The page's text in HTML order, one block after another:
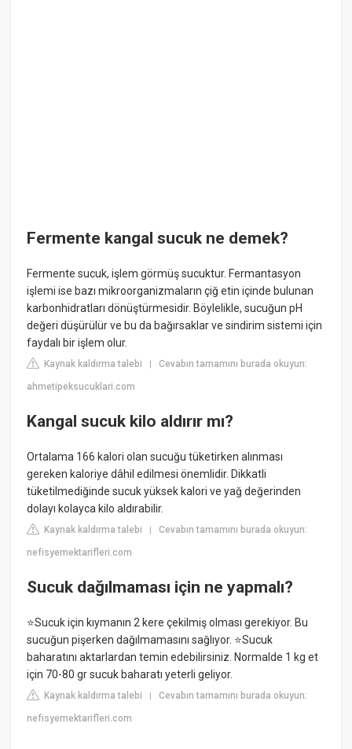
Fermente kangal sucuk ne demek?
Fermente sucuk, işlem görmüş sucuktur. Fermantasyon
işlemi ise bazı mikroorganizmaların çiğ etin içinde bulunan
karbonhidratları dönüştürmesidir. Böylelikle, sucuğun pH
değeri düşürülür ve bu da bağırsaklar ve sindirim sistemi için
faydalı bir işlem olur.
Kaynak kaldırma talebi |Cevabın tamamını burada okuyun:
ahmetipeksucuklari.com
Kangal sucuk kilo aldırır mı?
Ortalama 166 kalori olan sucuğu tüketirken alınması
gereken kaloriye dâhil edilmesi önemlidir. Dikkatli
tüketilmediğinde sucuk yüksek kalori ve yağ değerinden
dolayı kolayca kilo aldırabilir.
Kaynak kaldırma talebi |Cevabın tamamını burada okuyun:
nefisyemektarifleri.com
Sucuk dağılmaması için ne yapmalı?
⭐Sucuk için kıymanın 2 kere çekilmiş olması gerekiyor. Bu
sucuğun pişerken dağılmamasını sağlıyor. ⭐Sucuk
baharatını aktarlardan temin edebilirsiniz. Normalde 1 kg et
için 70-80 gr sucuk baharatı yeterli geliyor.
Kaynak kaldırma talebi |Cevabın tamamını burada okuyun:
nefisyemektarifleri.com